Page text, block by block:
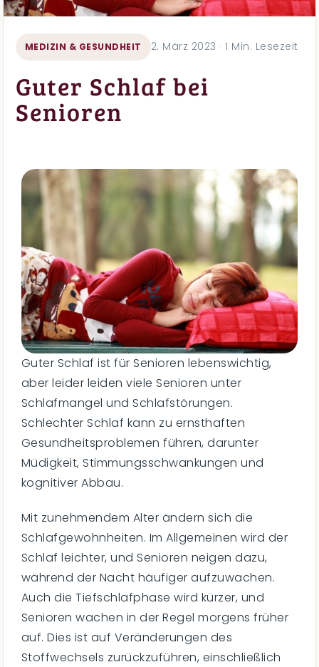
MEDIZIN & GESUNDHEIT 2. März 2023 · 1 Min. Lesezeit
Guter Schlaf bei
Senioren
Guter Schlaf ist für Senioren lebenswichtig,
aber leider leiden viele Senioren unter
Schlafmangel und Schlafstörungen.
Schlechter Schlaf kann zu ernsthaften
Gesundheitsproblemen führen, darunter
Müdigkeit, Stimmungsschwankungen und
kognitiver Abbau.
Mit zunehmendem Alter ändern sich die
Schlafgewohnheiten. Im Allgemeinen wird der
Schlaf leichter, und Senioren neigen dazu,
während der Nacht häufiger aufzuwachen.
Auch die Tiefschlafphase wird kürzer, und
Senioren wachen in der Regel morgens früher
auf. Dies ist auf Veränderungen des
Stoffwechsels zurückzuführen, einschließlich